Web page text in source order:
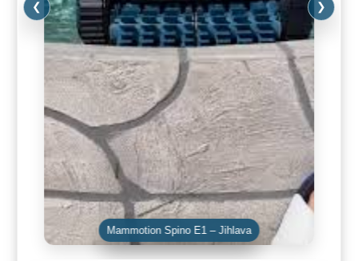
Mammotion Spino E1 – Jihlava
❮ ❯